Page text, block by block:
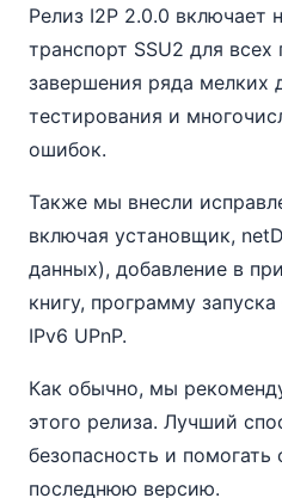
Релиз I2P 2.0.0 включает
транспорт SSU2 для всех
завершения ряда мелких
тестирования и
ошибок.
Также мы внесли
включая установщик,
данных), добавление в
книгу, программу
IPv6 UPnP.
Как обычно, мы
этого релиза. Лучший
безопасность и
последнюю версию.